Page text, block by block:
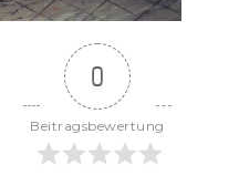
0
Beitragsbewertung